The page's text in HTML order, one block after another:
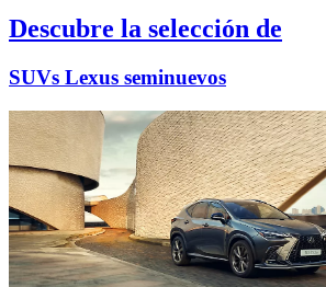
Descubre la selección de
SUVs Lexus seminuevos